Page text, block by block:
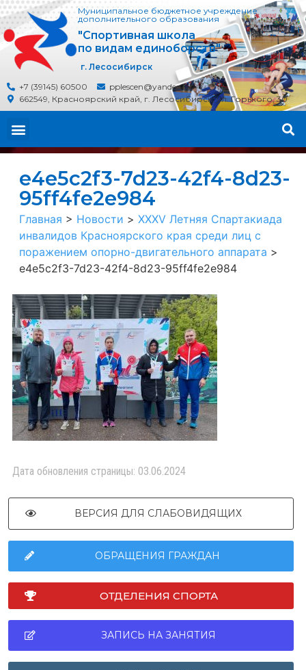
Муниципальное бюджетное учреждение
дополнительного образования
"Спортивная школа
по видам единоборств"
г. Лесосибирск
+7 (39145) 60500
pplescen@yandex.ru
662549, Красноярский край, г. Лесосибирск, ул. Горького, 30
e4e5c2f3-7d23-42f4-8d23-
95ff4fe2e984
Главная > Новости > XXXV Летняя Спартакиада
инвалидов Красноярского края среди лиц с
поражением опорно-двигательного аппарата >
e4e5c2f3-7d23-42f4-8d23-95ff4fe2e984
Дата обновления страницы: 03.06.2024
ВЕРСИЯ ДЛЯ СЛАБОВИДЯЩИХ
ОБРАЩЕНИЯ ГРАЖДАН
ОТДЕЛЕНИЯ СПОРТА
ЗАПИСЬ НА ЗАНЯТИЯ